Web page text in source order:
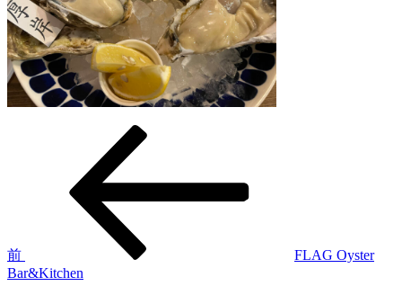
ゲ
ー
前
FLAG Oyster
Bar&Kitchen